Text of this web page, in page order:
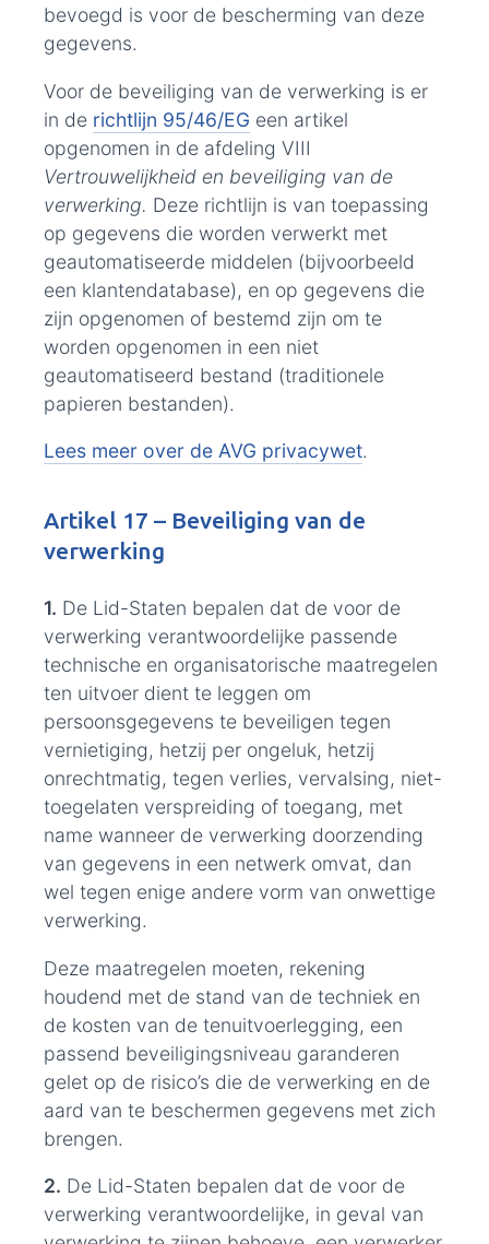
bevoegd is voor de bescherming van deze
gegevens.
Voor de beveiliging van de verwerking is er
in de richtlijn 95/46/EG een artikel
opgenomen in de afdeling VIII
Vertrouwelijkheid en beveiliging van de
verwerking. Deze richtlijn is van toepassing
op gegevens die worden verwerkt met
geautomatiseerde middelen (bijvoorbeeld
een klantendatabase), en op gegevens die
zijn opgenomen of bestemd zijn om te
worden opgenomen in een niet
geautomatiseerd bestand (traditionele
papieren bestanden).
Lees meer over de AVG privacywet.
Artikel 17 – Beveiliging van de
verwerking
1. De Lid-Staten bepalen dat de voor de
verwerking verantwoordelijke passende
technische en organisatorische maatregelen
ten uitvoer dient te leggen om
persoonsgegevens te beveiligen tegen
vernietiging, hetzij per ongeluk, hetzij
onrechtmatig, tegen verlies, vervalsing, niet-
toegelaten verspreiding of toegang, met
name wanneer de verwerking doorzending
van gegevens in een netwerk omvat, dan
wel tegen enige andere vorm van onwettige
verwerking.
Deze maatregelen moeten, rekening
houdend met de stand van de techniek en
de kosten van de tenuitvoerlegging, een
passend beveiligingsniveau garanderen
gelet op de risico’s die de verwerking en de
aard van te beschermen gegevens met zich
brengen.
2. De Lid-Staten bepalen dat de voor de
verwerking verantwoordelijke, in geval van